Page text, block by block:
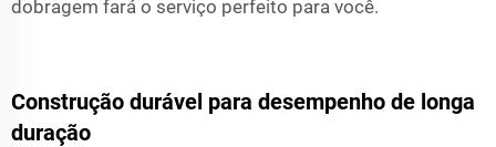
dobragem fará o serviço perfeito para você.
Construção durável para desempenho de longa
duração